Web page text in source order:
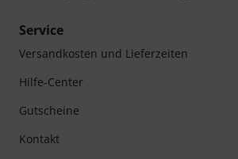
Service
Versandkosten und Lieferzeiten
Hilfe-Center
Gutscheine
Kontakt